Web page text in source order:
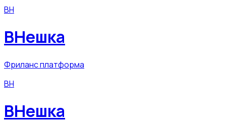
ВН
ВНешка
Фриланс платформа
ВН
ВНешка